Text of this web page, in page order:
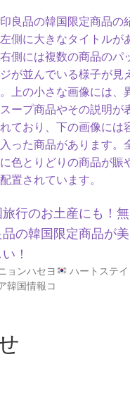
行のお土産にも！無
品の韓国限定商品が美
！
ョンハセヨ
ハートステイ
韓国情報コ